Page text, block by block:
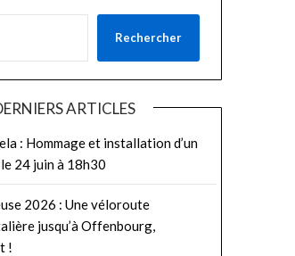
Rechercher
ARTICLES
: Hommage et installation d’un
24 juin à 18h30
2026 : Une véloroute
jusqu’à Offenbourg,
!